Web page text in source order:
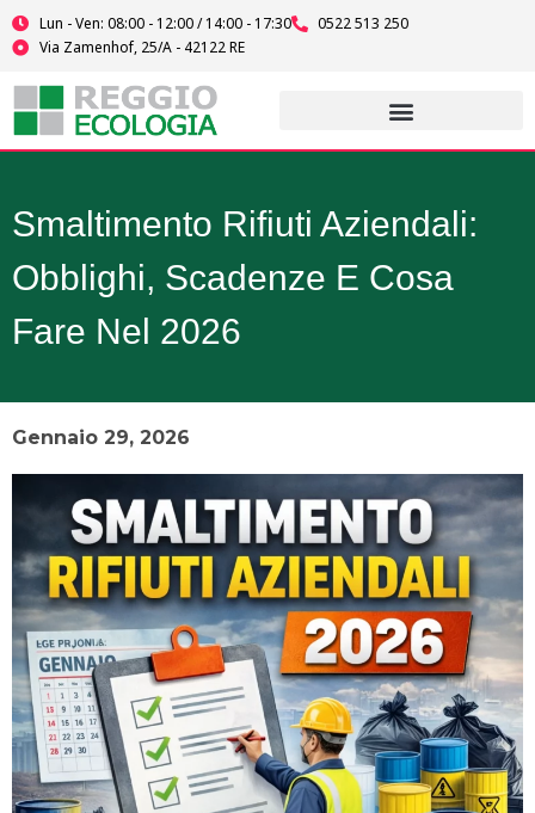
Vai
al
contenuto
Lun - Ven: 08:00 - 12:00 / 14:00 - 17:30
0522 513 250
Via Zamenhof, 25/A - 42122 RE
Smaltimento Rifiuti Aziendali:
Obblighi, Scadenze E Cosa
Fare Nel 2026
Gennaio 29, 2026